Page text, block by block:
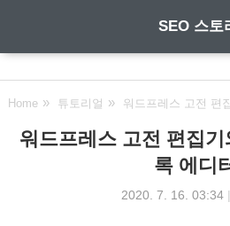
SEO 스토
Home 튜토리얼 워드프레스 고전 편
워드프레스 고전 편집
록 에디
2020. 7. 16. 03:34 |